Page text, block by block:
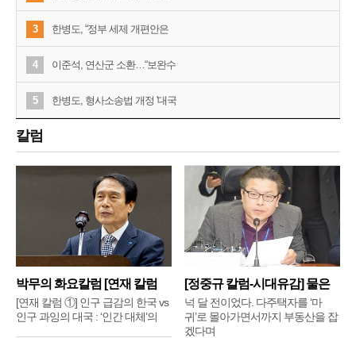
3 한병도, “정부 세제 개편안은
4 이준석, 연산군 소환…“보완수
5 한병도, 형사소송법 개정 '대국
칼럼
박무의 화요칼럼 [연재 칼럼
①]
[연재 칼럼 ①] 인구 급감의 한국 vs
인구 과잉의 대국 : ‘인간 대체’의
[정중규 칼럼-시대유감] 물은
배
넉 달 전이었다. 다주택자를 ‘마
귀’로 몰아가면서까지 부동산을 잡
겠다며